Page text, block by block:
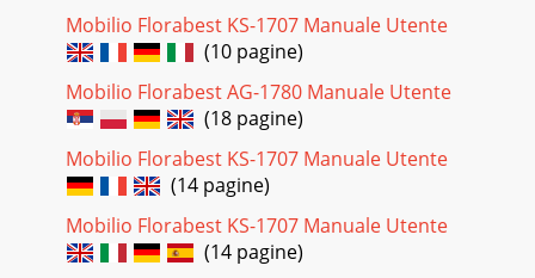
Mobilio Florabest KS-1707 Manuale Utente
(10 pagine)
Mobilio Florabest AG-1780 Manuale Utente
(18 pagine)
Mobilio Florabest KS-1707 Manuale Utente
(14 pagine)
Mobilio Florabest KS-1707 Manuale Utente
(14 pagine)